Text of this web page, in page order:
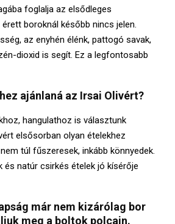
foglalja az elsődleges
boroknál később nincs jelen.
az enyhén élénk, pattogó savak,
dioxid is segít. Ez a legfontosabb
ajánlaná az Irsai Olivért?
hangulathoz is választunk
elsősorban olyan ételekhez
túl fűszeresek, inkább könnyedek.
és natúr csirkés ételek jó kísérője
már nem kizárólag bor
meg a boltok polcain.